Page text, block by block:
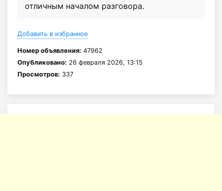
отличным началом разговора.
Добавить в избранное
Номер объявления: 47962
Опубликовано: 26 февраля 2026, 13:15
Просмотров: 337